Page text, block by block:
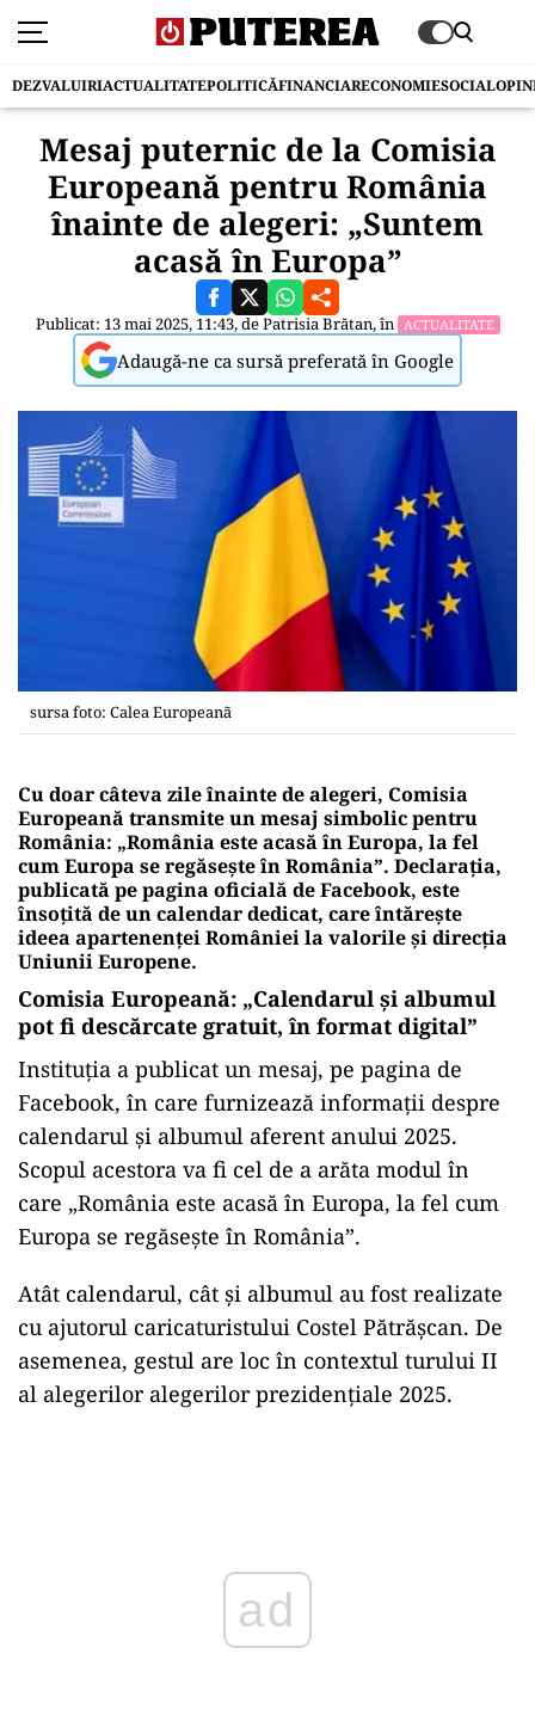
DEZVALUIRIACTUALITATEPOLITICĂFINANCIARECONOMIESOCIAL
Mesaj puternic de la Comisia
Europeană pentru România
înainte de alegeri: „Suntem
acasă în Europa”
Publicat: 13 mai 2025, 11:43, dePatrisia Brătan, în ACTUALITATE
Adaugă-ne ca sursă preferată în Google
sursa foto: Calea Europeanã
Cudoarcâteva zileînaintedealegeri, Comisia
Europeană transmiteunmesaj simbolicpentru
România: „România esteacasă înEuropa, la fel
cumEuropa seregăseșteînRomânia”. Declarația,
publicată pepagina oficială deFacebook, este
însoțită deuncalendardedicat, careîntărește
ideea apartenențeiRomânieila valorileșidirecția
UniuniiEuropene.
Comisia Europeană: „Calendarul și albumul
pot fi descărcate gratuit, în format digital”
Instituția a publicat un mesaj, pe pagina de
Facebook, în care furnizează informații despre
calendarul și albumul aferent anului 2025.
Scopul acestora va fi cel de a arăta modul în
care „România este acasă în Europa, la fel cum
Europa se regăsește în România”.
Atât calendarul, cât și albumul au fost realizate
cu ajutorul caricaturistului Costel Pătrășcan. De
asemenea, gestul are loc în contextul turului II
al alegerilor alegerilor prezidențiale 2025.